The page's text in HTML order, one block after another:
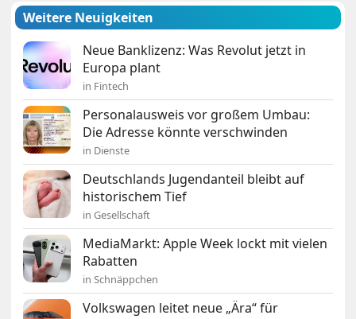
Weitere Neuigkeiten
Neue Banklizenz: Was Revolut jetzt in
Europa plant
in Fintech
Personalausweis vor großem Umbau:
Die Adresse könnte verschwinden
in Dienste
Deutschlands Jugendanteil bleibt auf
historischem Tief
in Gesellschaft
MediaMarkt: Apple Week lockt mit vielen
Rabatten
in Schnäppchen
Volkswagen leitet neue „Ära“ für